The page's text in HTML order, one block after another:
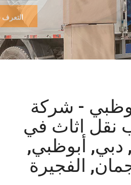
التعرف
- شركة
نقل اثاث في
دبي, أبوظبي,
الفجيرة